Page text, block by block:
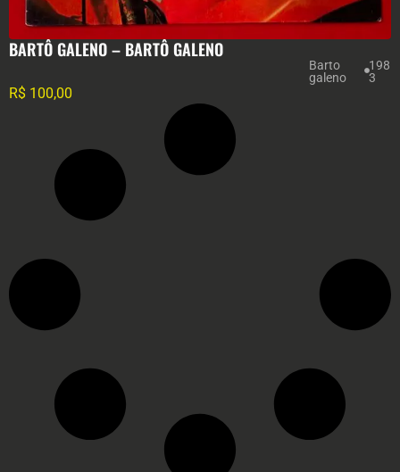
BARTÔ GALENO ‎– BARTÔ GALENO
Barto
galeno
198
3
R$ 100,00